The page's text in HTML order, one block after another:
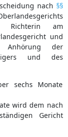
nach §§
Richterin am
und
der
und des
sechs Monate
wird dem nach
Gericht